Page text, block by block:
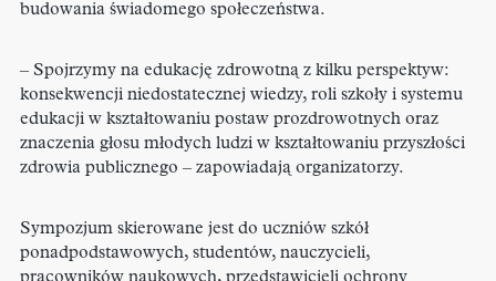
budowania świadomego społeczeństwa.
– Spojrzymy na edukację zdrowotną z kilku perspektyw:
konsekwencji niedostatecznej wiedzy, roli szkoły i systemu
edukacji w kształtowaniu postaw prozdrowotnych oraz
znaczenia głosu młodych ludzi w kształtowaniu przyszłości
zdrowia publicznego – zapowiadają organizatorzy.
Sympozjum skierowane jest do uczniów szkół
ponadpodstawowych, studentów, nauczycieli,